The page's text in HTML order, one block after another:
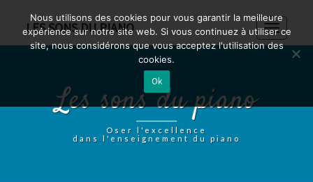
Toggle
LES SONS DU PIANO
Les sons du piano
Oser l'excellence
dans l'enseignement du piano
Nous utilisons des cookies pour vous garantir la meilleure
expérience sur notre site web. Si vous continuez à utiliser ce
site, nous considérons que vous acceptez l'utilisation des
cookies.
Ok